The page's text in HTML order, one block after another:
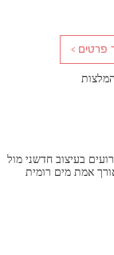
אולמות אירועים בעיצוב חדשני מול
אמת מים רומית